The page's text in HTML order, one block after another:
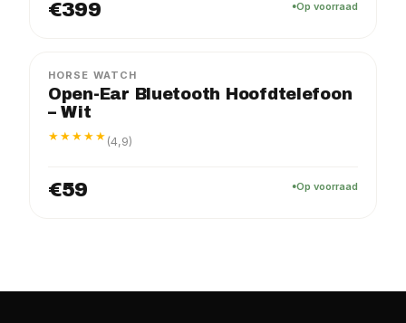
€399 Op voorraad
HORSE WATCH
Open-Ear Bluetooth Hoofdtelefoon
– Wit
★★★★★ (4,9)
€59 Op voorraad